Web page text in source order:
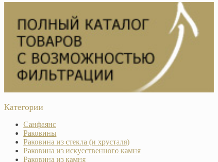
Категории
Санфаянс
Раковины
Раковина из стекла (и хрусталя)
Раковина из искусственного камня
Раковина из камня